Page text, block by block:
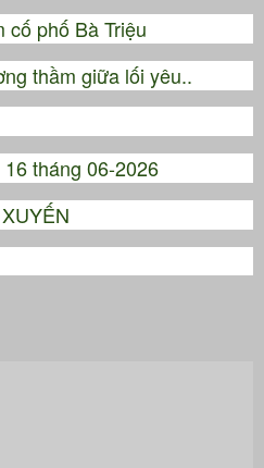
cố phố Bà Triệu
thầm giữa lối yêu..
tháng 06-2026